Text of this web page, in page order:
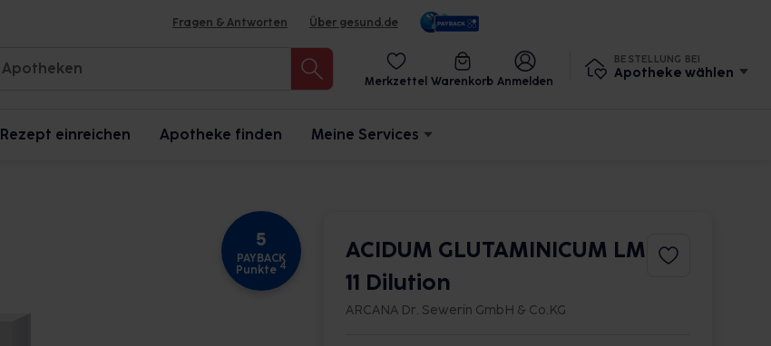
Fragen & Antworten Über gesund.de
Merkzettel Warenkorb Anmelden
BESTELLUNG BEI
Apotheke wählen
Rezept einreichen Apotheke finden Meine Services
5
PAYBACK
Punkte 4
ACIDUM GLUTAMINICUM LM
11 Dilution
ARCANA Dr. Sewerin GmbH & Co.KG